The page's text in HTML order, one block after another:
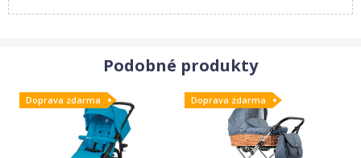
Podobné produkty
Doprava zdarma Doprava zdarma